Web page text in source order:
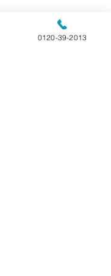
0120-39-2013